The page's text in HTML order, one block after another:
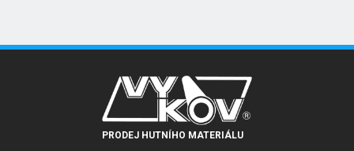
PRODEJ HUTNÍHO MATERIÁLU